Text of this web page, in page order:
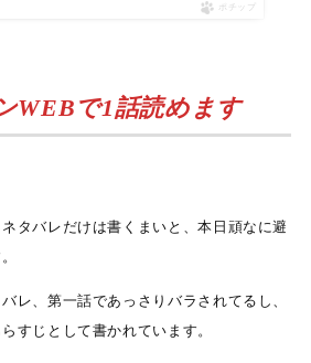
ポチップ
WEBで1話読めます
タバレだけは書くまいと、本日頑なに避
レ、第一話であっさりバラされてるし、
すじとして書かれています。